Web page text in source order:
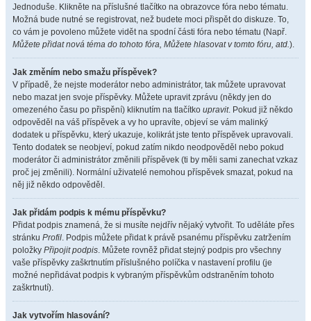
Jednoduše. Klikněte na příslušné tlačítko na obrazovce fóra nebo tématu.
Možná bude nutné se registrovat, než budete moci přispět do diskuze. To,
co vám je povoleno můžete vidět na spodní části fóra nebo tématu (Např.
Můžete přidat nová téma do tohoto fóra, Můžete hlasovat v tomto fóru, atd.).
Jak změním nebo smažu příspěvek?
V případě, že nejste moderátor nebo administrátor, tak můžete upravovat
nebo mazat jen svoje příspěvky. Můžete upravit zprávu (někdy jen do
omezeného času po přispění) kliknutím na tlačítko upravit. Pokud již někdo
odpověděl na váš příspěvek a vy ho upravíte, objeví se vám malinký
dodatek u příspěvku, který ukazuje, kolikrát jste tento příspěvek upravovali.
Tento dodatek se neobjeví, pokud zatím nikdo neodpověděl nebo pokud
moderátor či administrátor změnili příspěvek (ti by měli sami zanechat vzkaz
proč jej změnili). Normální uživatelé nemohou příspěvek smazat, pokud na
něj již někdo odpověděl.
Jak přidám podpis k mému příspěvku?
Přidat podpis znamená, že si musíte nejdřív nějaký vytvořit. To uděláte přes
stránku Profil. Podpis můžete přidat k právě psanému příspěvku zatržením
položky Připojit podpis. Můžete rovněž přidat stejný podpis pro všechny
vaše příspěvky zaškrtnutím příslušného políčka v nastavení profilu (je
možné nepřidávat podpis k vybraným příspěvkům odstraněním tohoto
zaškrtnutí).
Jak vytvořím hlasování?